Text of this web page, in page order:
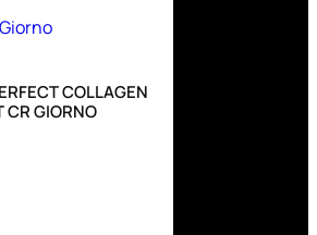
COLLAGEN
CR GIORNO